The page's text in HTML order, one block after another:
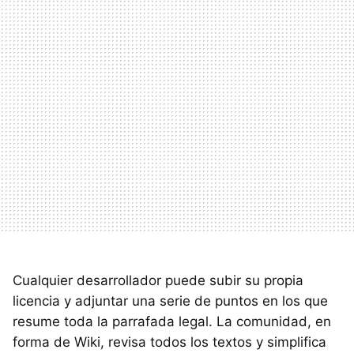
Cualquier desarrollador puede subir su propia
licencia y adjuntar una serie de puntos en los que
resume toda la parrafada legal. La comunidad, en
forma de Wiki, revisa todos los textos y simplifica